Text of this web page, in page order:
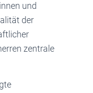
und
der
zentrale